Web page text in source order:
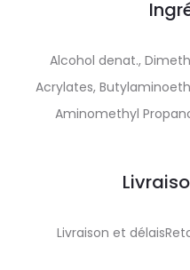
Alcohol denat.,
Acrylates,
Aminomethyl
Livraison et